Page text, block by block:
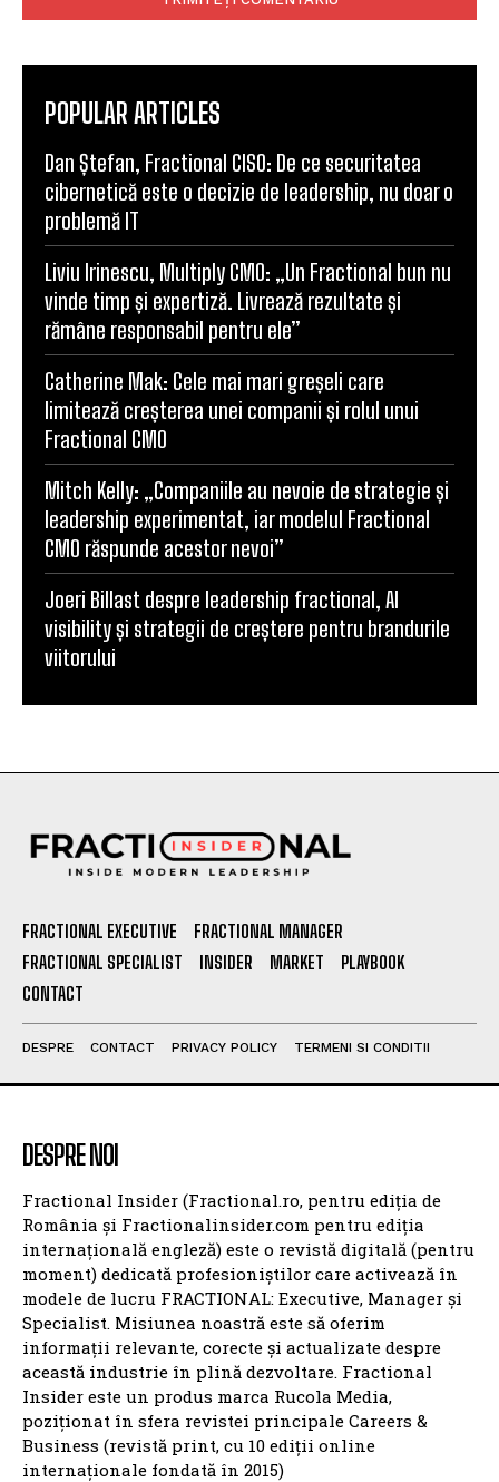
POPULAR ARTICLES
Dan Ștefan, Fractional CISO: De ce securitatea
cibernetică este o decizie de leadership, nu doar o
problemă IT
Liviu Irinescu, Multiply CMO: „Un Fractional bun nu
vinde timp și expertiză. Livrează rezultate și
rămâne responsabil pentru ele”
Catherine Mak: Cele mai mari greșeli care
limitează creșterea unei companii și rolul unui
Fractional CMO
Mitch Kelly: „Companiile au nevoie de strategie și
leadership experimentat, iar modelul Fractional
CMO răspunde acestor nevoi”
Joeri Billast despre leadership fractional, AI
visibility și strategii de creștere pentru brandurile
viitorului
FRACTIONAL EXECUTIVE
FRACTIONAL MANAGER
FRACTIONAL SPECIALIST
INSIDER MARKET
PLAYBOOK
CONTACT
DESPRE CONTACT PRIVACY POLICY TERMENI SI CONDITII
DESPRE NOI
Fractional Insider (Fractional.ro, pentru ediția de
România și Fractionalinsider.com pentru ediția
internațională engleză) este o revistă digitală (pentru
moment) dedicată profesioniștilor care activează în
modele de lucru FRACTIONAL: Executive, Manager și
Specialist. Misiunea noastră este să oferim
informații relevante, corecte și actualizate despre
această industrie în plină dezvoltare. Fractional
Insider este un produs marca Rucola Media,
poziționat în sfera revistei principale Careers &
Business (revistă print, cu 10 ediții online
internaționale fondată în 2015)